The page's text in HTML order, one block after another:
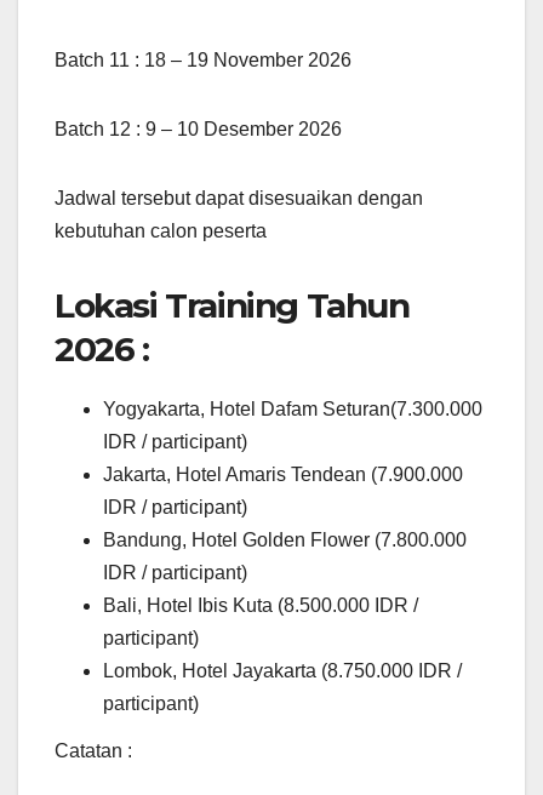
Batch 11 : 18 – 19 November 2026
Batch 12 : 9 – 10 Desember 2026
Jadwal tersebut dapat disesuaikan dengan
kebutuhan calon peserta
Lokasi Training Tahun
2026 :
Yogyakarta, Hotel Dafam Seturan(7.300.000
IDR / participant)
Jakarta, Hotel Amaris Tendean (7.900.000
IDR / participant)
Bandung, Hotel Golden Flower (7.800.000
IDR / participant)
Bali, Hotel Ibis Kuta (8.500.000 IDR /
participant)
Lombok, Hotel Jayakarta (8.750.000 IDR /
participant)
Catatan :